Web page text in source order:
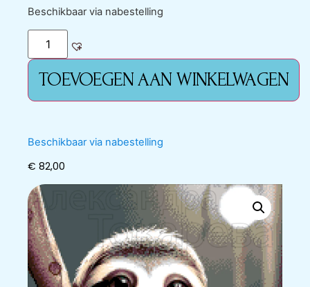
Beschikbaar via nabestelling
TOEVOEGEN AAN WINKELWAGEN
Beschikbaar via nabestelling
€ 82,00